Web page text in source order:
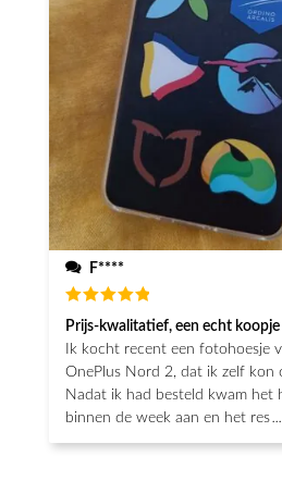
F****
Beoordeeld
5 van de 5
Prijs-kwalitatief, een echt
Ik kocht recent een fotohoesje
OnePlus Nord 2, dat ik zelf kon
Nadat ik had besteld kwam het
binnen de week aan en het res